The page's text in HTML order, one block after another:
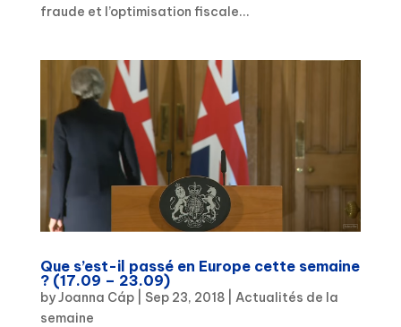
fraude et l’optimisation fiscale...
Que s’est-il passé en Europe cette semaine
? (17.09 – 23.09)
byJoanna Cáp| Sep 23, 2018| Actualités de la
semaine